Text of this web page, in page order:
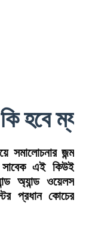
হবে
সমালোচনার জন্ম
সাবেক এই কিউই
অ্যান্ড ওয়েলস
প্রধান কোচের